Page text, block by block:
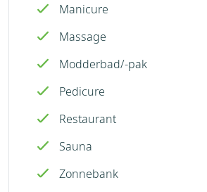
Manicure
Massage
Modderbad/-pak
Pedicure
Restaurant
Sauna
Zonnebank